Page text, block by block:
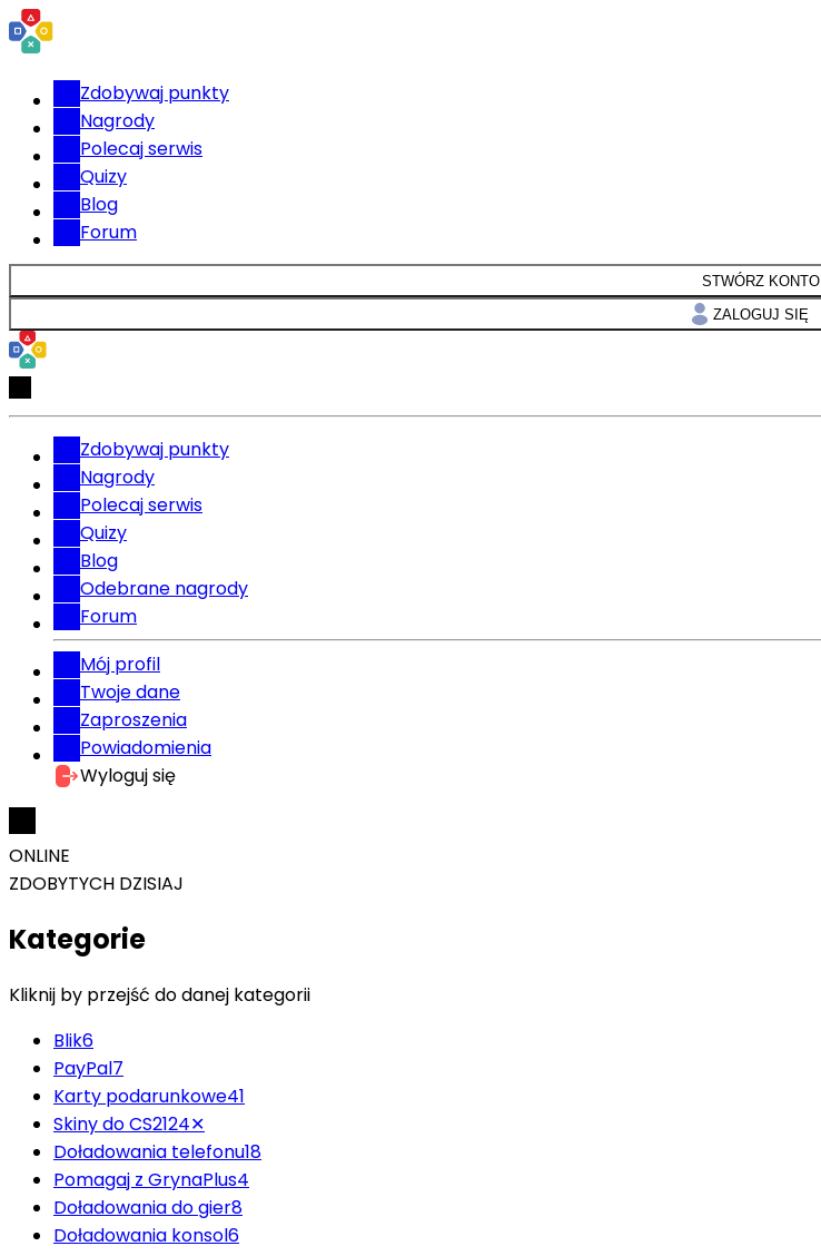
Zdobywaj punkty
Nagrody
Polecaj serwis
Quizy
Blog
Forum
STWÓRZ KONTO
ZALOGUJ SIĘ
Zdobywaj punkty
Nagrody
Polecaj serwis
Quizy
Blog
Odebrane nagrody
Forum
Mój profil
Twoje dane
Zaproszenia
Powiadomienia
Wyloguj się
ONLINE
ZDOBYTYCH DZISIAJ
Kategorie
Kliknij by przejść do danej kategorii
Blik6
PayPal7
Karty podarunkowe41
Skiny do CS2124✕
Doładowania telefonu18
Pomagaj z GrynaPlus4
Doładowania do gier8
Doładowania konsol6